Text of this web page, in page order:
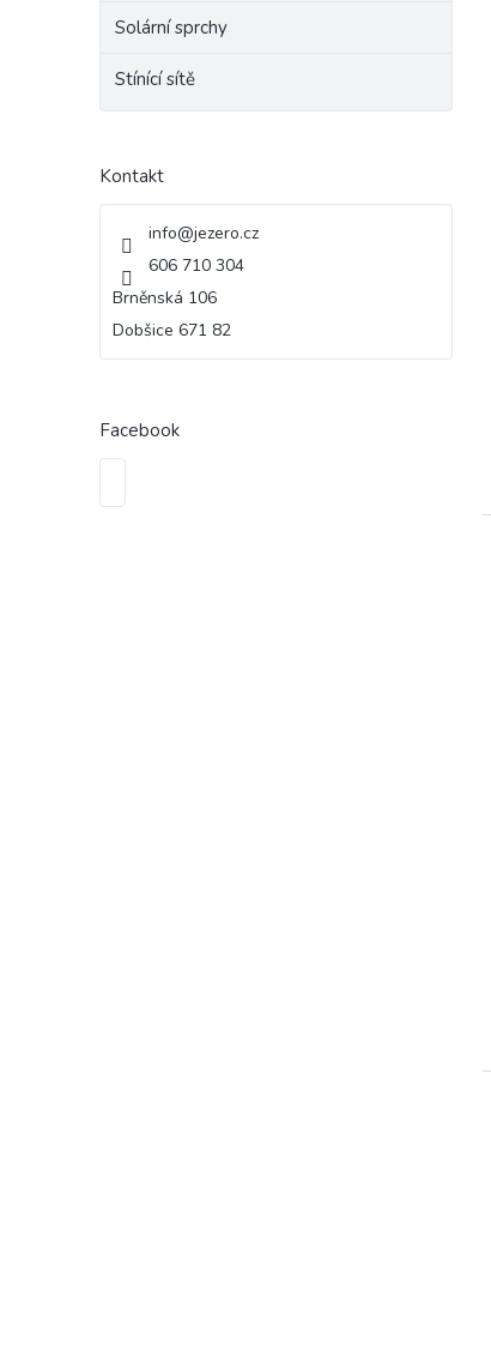
Solární sprchy
Stínící sítě
Kontakt
info@jezero.cz
606 710 304
Brněnská 106
Dobšice 671 82
Facebook